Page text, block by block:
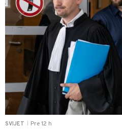
SVIJET Pre 12 h